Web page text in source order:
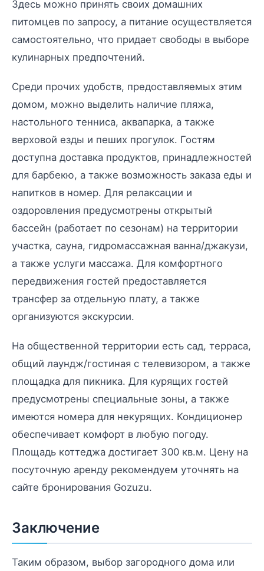
Здесь можно принять своих домашних
питомцев по запросу, а питание осуществляется
самостоятельно, что придает свободы в выборе
кулинарных предпочтений.
Среди прочих удобств, предоставляемых этим
домом, можно выделить наличие пляжа,
настольного тенниса, аквапарка, а также
верховой езды и пеших прогулок. Гостям
доступна доставка продуктов, принадлежностей
для барбекю, а также возможность заказа еды и
напитков в номер. Для релаксации и
оздоровления предусмотрены открытый
бассейн (работает по сезонам) на территории
участка, сауна, гидромассажная ванна/джакузи,
а также услуги массажа. Для комфортного
передвижения гостей предоставляется
трансфер за отдельную плату, а также
организуются экскурсии.
На общественной территории есть сад, терраса,
общий лаундж/гостиная с телевизором, а также
площадка для пикника. Для курящих гостей
предусмотрены специальные зоны, а также
имеются номера для некурящих. Кондиционер
обеспечивает комфорт в любую погоду.
Площадь коттеджа достигает 300 кв.м. Цену на
посуточную аренду рекомендуем уточнять на
сайте бронирования Gozuzu.
Заключение
Таким образом, выбор загородного дома или